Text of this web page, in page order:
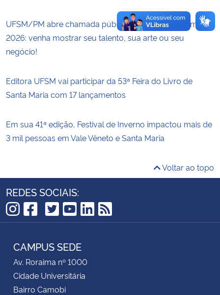
UFSM/PM abre chamada pública para o Viva o Campus
2026: venha mostrar seu talento, sua arte ou seu
negócio!
Editora UFSM vai participar da 53ª Feira do Livro de
Santa Maria com 17 lançamentos
Em sua 41ª edição, Festival de Inverno impactou mais de
3 mil pessoas em Vale Vêneto e Santa Maria
Voltar ao topo
REDES SOCIAIS:
Instagram
Facebook
TikTok
Twitter
YouTube
LinkedIn
RSS
CAMPUS SEDE
Av. Roraima nº 1000
Cidade Universitária
Bairro Camobi